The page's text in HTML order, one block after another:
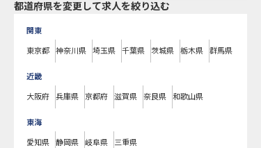
都道府県を変更して求人を絞り込む
関東
東京都 神奈川県 埼玉県 千葉県 茨城県 栃木県 群馬県
近畿
大阪府 兵庫県 京都府 滋賀県 奈良県 和歌山県
東海
愛知県 静岡県 岐阜県 三重県